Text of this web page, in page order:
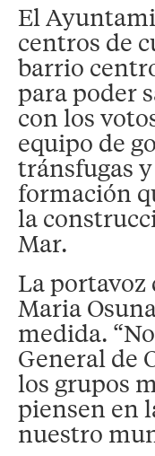
El
centros de
barrio
para poder
con los
equipo de
tránsfugas
formación
la
Mar.
La portavoz
Maria
medida.
General de
los grupos
piensen en
nuestro